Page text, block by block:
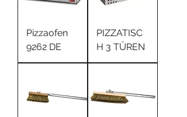
Pizzaofen
9262 DE
PIZZATISC
H 3 TÜREN